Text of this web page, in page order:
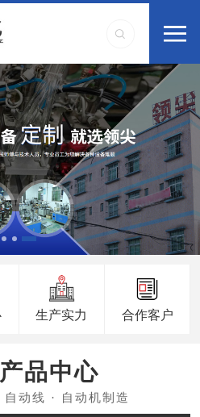
生产实力 合作客户
产品中心